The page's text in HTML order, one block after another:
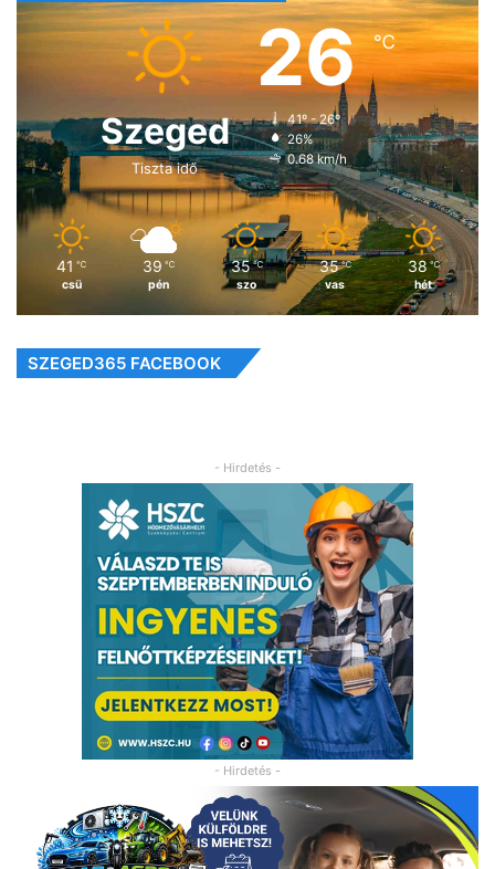
Szeged
Tiszta idő
26℃
41º - 26º
26%
0.68 km/h
41 ℃
csü
39 ℃
pén
35 ℃
szo
35 ℃
vas
38 ℃
hét
SZEGED365 FACEBOOK
- Hirdetés -
- Hirdetés -